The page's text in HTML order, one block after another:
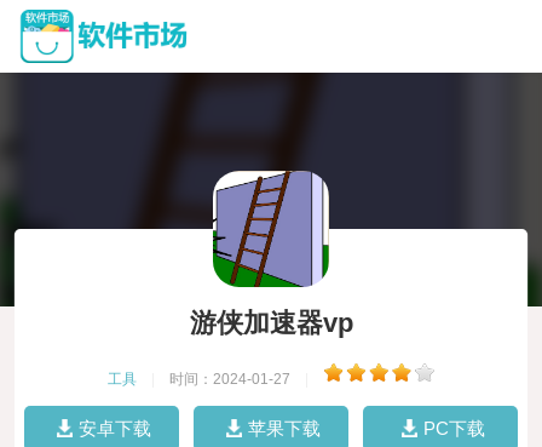
游侠加速器vp
工具 时间：2024-01-27
安卓下载 苹果下载 PC下载